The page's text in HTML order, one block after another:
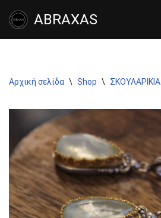
Μεταπηδήστε
ABRAXAS
Αρχική σελίδα \ Shop \ ΣΚΟΥΛΑΡΙΚΙΑ